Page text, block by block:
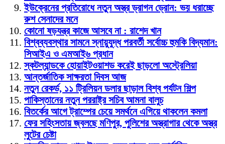
ইউক্রেনের প্রতিরোধে নতুন অস্ত্র ড্রাগন ড্রোন: ভয় ধরাচ্ছে
রুশ সেনাদের মনে
কোনো ষড়যন্ত্র কাজে আসবে না : রাশেদ খান
বিশ্বব্যবস্থার সামনে স্নায়ুযুদ্ধ পরবর্তী সর্বোচ্চ হুমকি বিদ্যমান:
সিআইএ ও এমআই৬ প্রধান
স্কটল্যান্ডকে হোয়াইটওয়াশড করেই ছাড়লো অস্ট্রেলিয়া
আন্তর্জাতিক সাক্ষরতা দিবস আজ
নতুন রেকর্ড, ১১ ট্রিলিয়ন ডলার ছাড়াল বিশ্ব পর্যটন শিল্প
পাকিস্তানের নতুন পররাষ্ট্র সচিব আমনা বালুচ
বিতর্কের আগে ট্রাম্পের চেয়ে সমর্থনে এগিয়ে থাকলেন কমলা
ফের সহিংসতায় জ্বলছে মণিপুর, পুলিশের অস্ত্রাগার থেকে অস্ত্র
লুটের চেষ্টা